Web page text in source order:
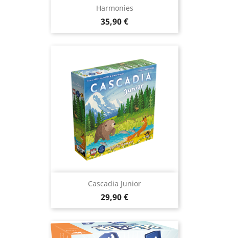
Harmonies
Prix
35,90 €
Cascadia Junior
Prix
29,90 €